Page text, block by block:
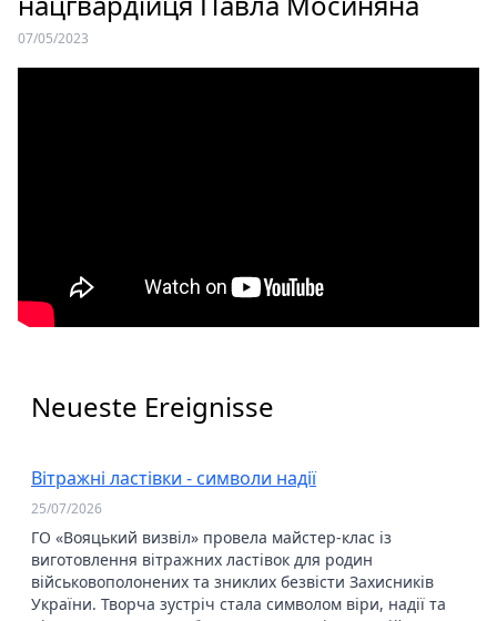
07/05/2023
Neueste Ereignisse
Вітражні ластівки - символи надії
25/07/2026
ГО «Вояцький визвіл» провела майстер-клас із
виготовлення вітражних ластівок для родин
військовополонених та зниклих безвісти Захисників
України. Творча зустріч стала символом віри, надії та